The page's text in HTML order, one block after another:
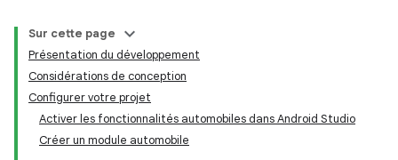
Sur cette page
Présentation du développement
Considérations de conception
Configurer votre projet
Activer les fonctionnalités automobiles dans Android Studio
Créer un module automobile